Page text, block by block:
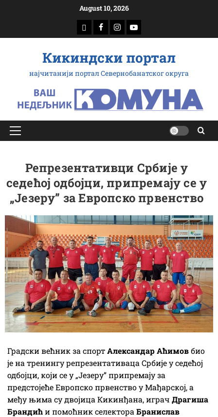
August 10, 2026
доwнлоад
Фацебоок
Инстаграм
Yоутубе
Кикиндски портал
најчитанији портал Севернобанатског округа
Примарy
Репрезентативци Србије у
седећој одбојци, припремају се у
„Језеру” за Европско првенство
Градски већник за спортАлександар Аћимовбио
је на тренингу репрезентативаца Србије у седећој
одбојци, који се у „Језеру” припремају за
предстојеће Европско првенство у Мађарској, а
међу њима су двојица Кикинђана, играч Драгиша
Брандићи помоћник селектора Бранислав